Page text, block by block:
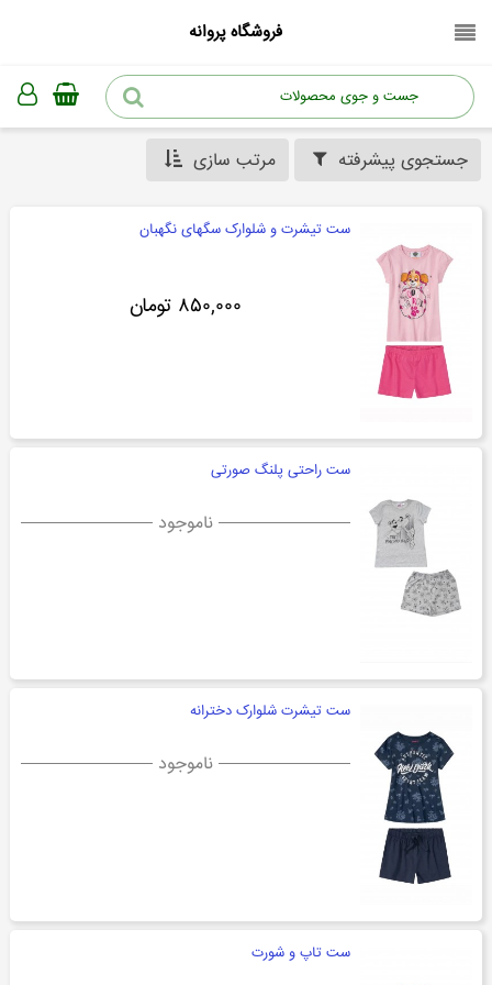
فروشگاه پروانه
جستجوی پیشرفته مرتب سازی
ست تیشرت و شلوارک سگهای نگهبان
۸۵۰,۰۰۰ تومان
ست راحتی پلنگ صورتی
ناموجود
ست تیشرت شلوارک دخترانه
ناموجود
ست تاپ و شورت